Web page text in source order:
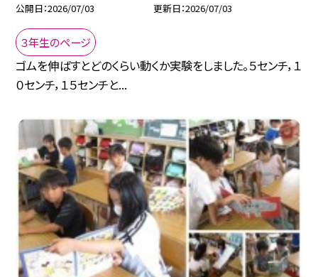
公開日 2026/07/03 更新日 2026/07/03
３年生のページ
ゴムを伸ばすとどのくらい動くか実験をしました。５センチ，１
０センチ，１５センチと...